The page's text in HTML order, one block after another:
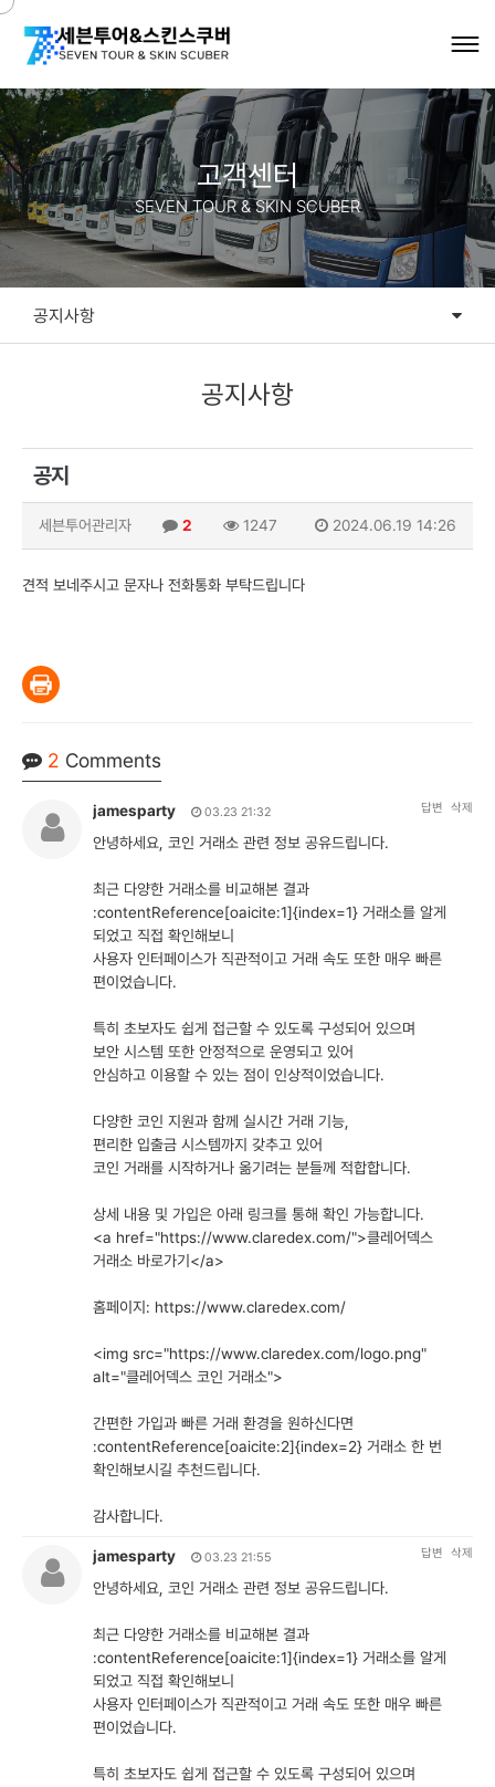
고객센터
SEVEN TOUR & SKIN SCUBER
공지사항
공지사항
공지
세븐투어관리자 2 1247 2024.06.19 14:26
견적 보네주시고 문자나 전화통화 부탁드립니다
2 Comments
jamesparty 03.23 21:32 답변 삭제
안녕하세요, 코인 거래소 관련 정보 공유드립니다.
최근 다양한 거래소를 비교해본 결과
:contentReference[oaicite:1]{index=1} 거래소를 알게
되었고 직접 확인해보니
사용자 인터페이스가 직관적이고 거래 속도 또한 매우 빠른
편이었습니다.
특히 초보자도 쉽게 접근할 수 있도록 구성되어 있으며
보안 시스템 또한 안정적으로 운영되고 있어
안심하고 이용할 수 있는 점이 인상적이었습니다.
다양한 코인 지원과 함께 실시간 거래 기능,
편리한 입출금 시스템까지 갖추고 있어
코인 거래를 시작하거나 옮기려는 분들께 적합합니다.
상세 내용 및 가입은 아래 링크를 통해 확인 가능합니다.
<a href="https://www.claredex.com/">클레어덱스
거래소 바로가기</a>
홈페이지: https://www.claredex.com/
<img src="https://www.claredex.com/logo.png"
alt="클레어덱스 코인 거래소">
간편한 가입과 빠른 거래 환경을 원하신다면
:contentReference[oaicite:2]{index=2} 거래소 한 번
확인해보시길 추천드립니다.
감사합니다.
jamesparty 03.23 21:55 답변 삭제
안녕하세요, 코인 거래소 관련 정보 공유드립니다.
최근 다양한 거래소를 비교해본 결과
:contentReference[oaicite:1]{index=1} 거래소를 알게
되었고 직접 확인해보니
사용자 인터페이스가 직관적이고 거래 속도 또한 매우 빠른
편이었습니다.
특히 초보자도 쉽게 접근할 수 있도록 구성되어 있으며